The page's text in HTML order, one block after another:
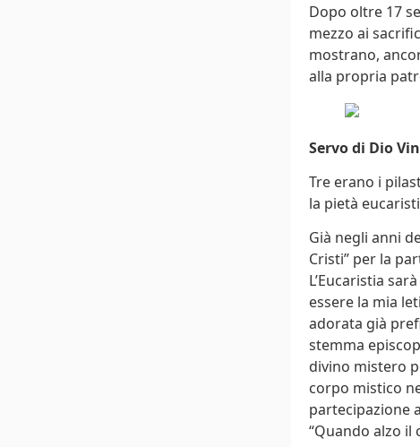
Dopo oltre 17
mezzo ai
mostrano,
alla propria
Servo di Dio
Tre erano i
la pietà
Già negli anni
Cristi” per la
L’Eucaristia
essere la mia
adorata già
stemma
divino mistero
corpo mistico
partecipazione
“Quando alzo il